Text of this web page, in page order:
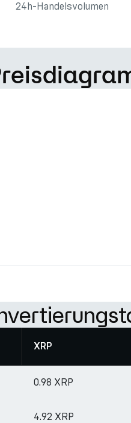
24h-Handelsvolumen
XRP
0.98 XRP
4.92 XRP